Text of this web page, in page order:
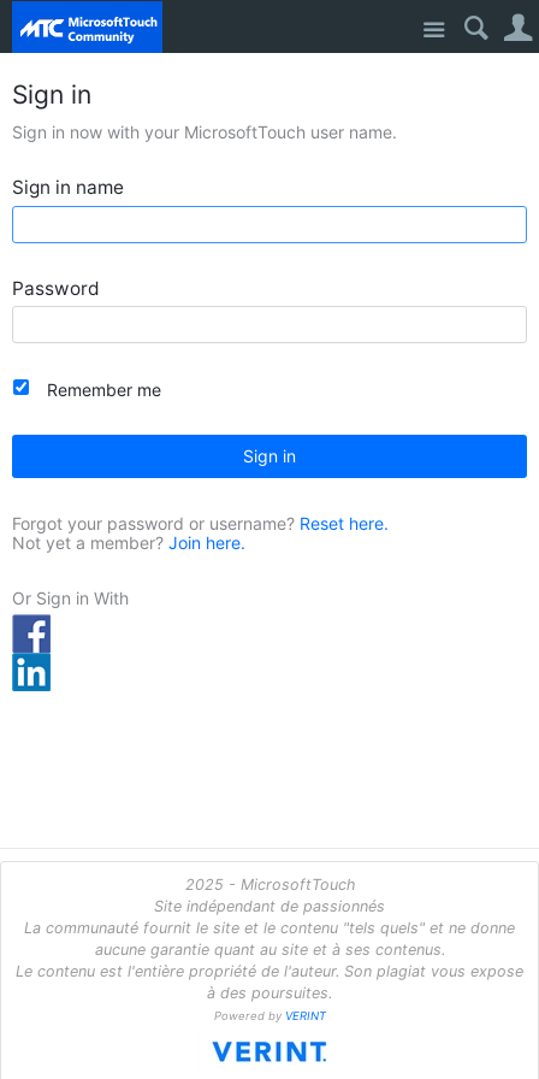
Site
Sign in
Sign in now with your MicrosoftTouch user name.
Sign in name
Password
Remember me
Sign in
Forgot your password or username? Reset here.
Not yet a member? Join here.
Or Sign in With
2025 - MicrosoftTouch
Site indépendant de passionnés
La communauté fournit le site et le contenu "tels quels" et ne donne
aucune garantie quant au site et à ses contenus.
Le contenu est l'entière propriété de l'auteur. Son plagiat vous expose
à des poursuites.
Powered by VERINT